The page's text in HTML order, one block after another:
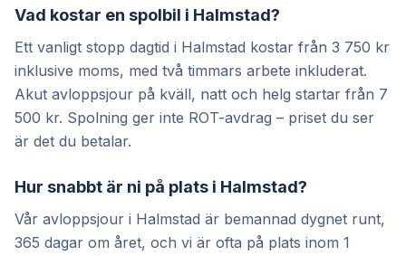
Vad kostar en spolbil i Halmstad?
Ett vanligt stopp dagtid i Halmstad kostar från 3 750 kr
inklusive moms, med två timmars arbete inkluderat.
Akut avloppsjour på kväll, natt och helg startar från 7
500 kr. Spolning ger inte ROT-avdrag – priset du ser
är det du betalar.
Hur snabbt är ni på plats i Halmstad?
Vår avloppsjour i Halmstad är bemannad dygnet runt,
365 dagar om året, och vi är ofta på plats inom 1